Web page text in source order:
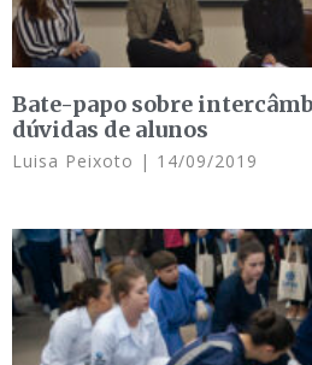
Bate-papo sobre
dúvidas de alunos
Luisa Peixoto 14/09/2019